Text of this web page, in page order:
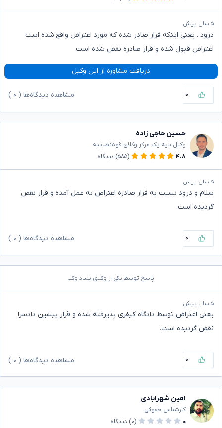
۵ سال پیش
درود . یعنی اینکه قرار صادر شده که مورد اعتراض واقع شده است
اعتراض قبول شده و قرار صادره نقض شده است
دریافت مشاوره از این وکیل
۰ مشاهده دیدگاه‌ها ( ۰
حسین حاجی زاده
وکیل پایه یک مرکز وکلای قوه‌قضاییه
۴.۸
(۵۸۵) دیدگاه
۵ سال پیش
سلام و درود نسبت به قرار صادره اعتراض به عمل آمده و قرار نقض
گردیده است.
۰ مشاهده دیدگاه‌ها ( ۰
پاسخ توسط یکی از وکلای بنیاد وکلا
۵ سال پیش
یعنی اعتراض توسط دادگاه کیفری پذیرفته شده و قرار پیشین دادسرا
نقض گردیده است.
۰ مشاهده دیدگاه‌ها ( ۰
امین شهرابادی
کارشناس حقوقی
۰
(۰) دیدگاه